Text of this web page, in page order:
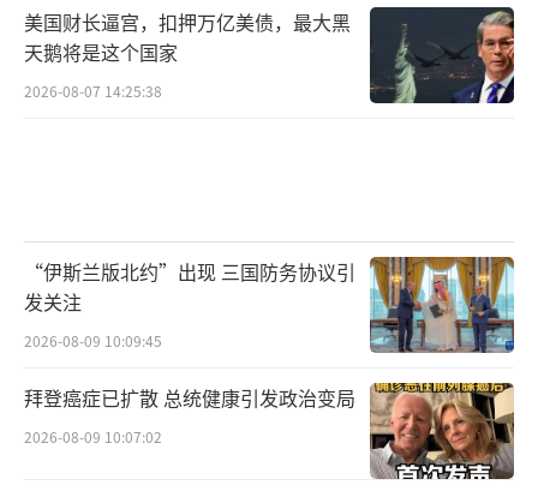
美国财长逼宫，扣押万亿美债，最大黑
天鹅将是这个国家
2026-08-07 14:25:38
“伊斯兰版北约”出现 三国防务协议引
发关注
2026-08-09 10:09:45
拜登癌症已扩散 总统健康引发政治变局
2026-08-09 10:07:02